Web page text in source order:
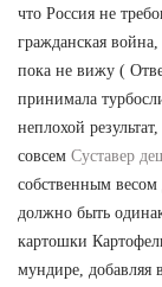
что Россия не
гражданская
пока не вижу (
принимала
неплохой
совсем Суставер
собственным
должно быть
картошки
мундире, добавляя